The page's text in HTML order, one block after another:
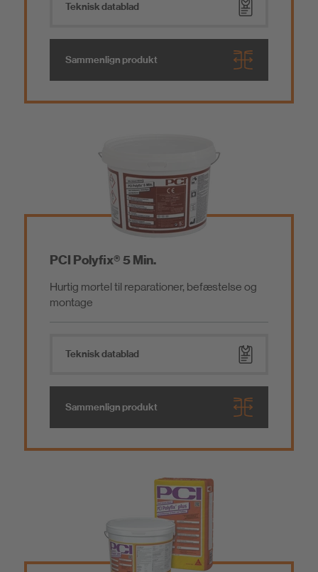
Teknisk datablad
Sammenlign produkt
PCI Polyfix® 5 Min.
Hurtig mørtel til reparationer, befæstelse og
montage
Teknisk datablad
Sammenlign produkt